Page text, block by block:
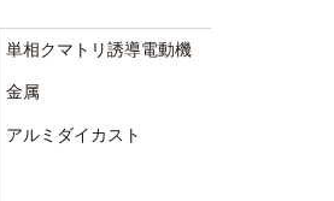
単相クマトリ誘導電動機
金属
アルミダイカスト